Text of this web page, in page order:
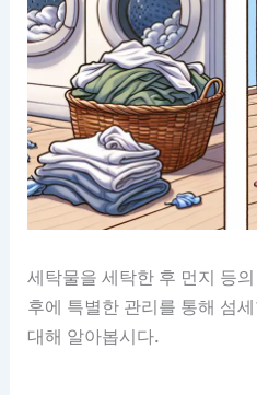
세탁물을 세탁한 후 먼지 등
후에 특별한 관리를 통해 섬
대해 알아봅시다.